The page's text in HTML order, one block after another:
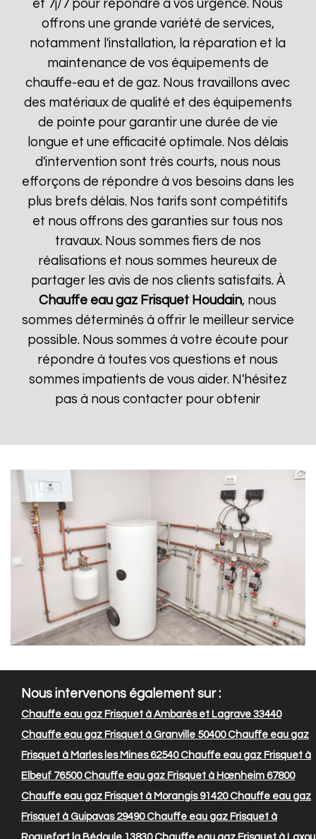
et 7j/7 pour répondre à vos urgence. Nous
offrons une grande variété de services,
notamment l'installation, la réparation et la
maintenance de vos équipements de
chauffe-eau et de gaz. Nous travaillons avec
des matériaux de qualité et des équipements
de pointe pour garantir une durée de vie
longue et une efficacité optimale. Nos délais
d'intervention sont très courts, nous nous
efforçons de répondre à vos besoins dans les
plus brefs délais. Nos tarifs sont compétitifs
et nous offrons des garanties sur tous nos
travaux. Nous sommes fiers de nos
réalisations et nous sommes heureux de
partager les avis de nos clients satisfaits. À
Chauffe eau gaz Frisquet Houdain, nous
sommes déterminés à offrir le meilleur service
possible. Nous sommes à votre écoute pour
répondre à toutes vos questions et nous
sommes impatients de vous aider. N'hésitez
pas à nous contacter pour obtenir
Nous intervenons également sur :
Chauffe eau gaz Frisquet à Ambarès et Lagrave 33440
Chauffe eau gaz Frisquet à Granville 50400Chauffe eau gaz
Frisquet à Marles les Mines 62540Chauffe eau gaz Frisquet à
Elbeuf 76500Chauffe eau gaz Frisquet à Hœnheim 67800
Chauffe eau gaz Frisquet à Morangis 91420Chauffe eau gaz
Frisquet à Guipavas 29490Chauffe eau gaz Frisquet à